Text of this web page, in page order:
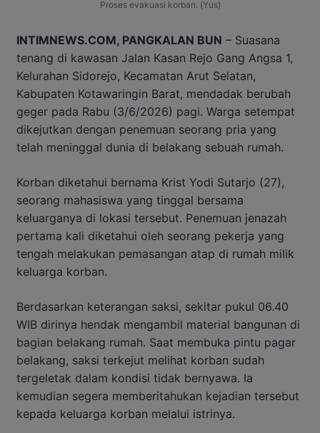
Proses evakuasi korban. (Yus)
INTIMNEWS.COM, PANGKALAN BUN – Suasana
tenang di kawasan Jalan Kasan Rejo Gang Angsa 1,
Kelurahan Sidorejo, Kecamatan Arut Selatan,
Kabupaten Kotawaringin Barat, mendadak berubah
geger pada Rabu (3/6/2026) pagi. Warga setempat
dikejutkan dengan penemuan seorang pria yang
telah meninggal dunia di belakang sebuah rumah.
Korban diketahui bernama Krist Yodi Sutarjo (27),
seorang mahasiswa yang tinggal bersama
keluarganya di lokasi tersebut. Penemuan jenazah
pertama kali diketahui oleh seorang pekerja yang
tengah melakukan pemasangan atap di rumah milik
keluarga korban.
Berdasarkan keterangan saksi, sekitar pukul 06.40
WIB dirinya hendak mengambil material bangunan di
bagian belakang rumah. Saat membuka pintu pagar
belakang, saksi terkejut melihat korban sudah
tergeletak dalam kondisi tidak bernyawa. Ia
kemudian segera memberitahukan kejadian tersebut
kepada keluarga korban melalui istrinya.